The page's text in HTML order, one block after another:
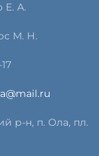
Е. А.
М. Н.
р-н, п. Ола, пл.